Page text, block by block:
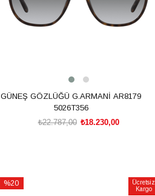
GÜNEŞ GÖZLÜĞÜ G.ARMANİ AR8179
5026T356
₺18.230,00
₺22.787,00
%20
Ücretsiz
Kargo